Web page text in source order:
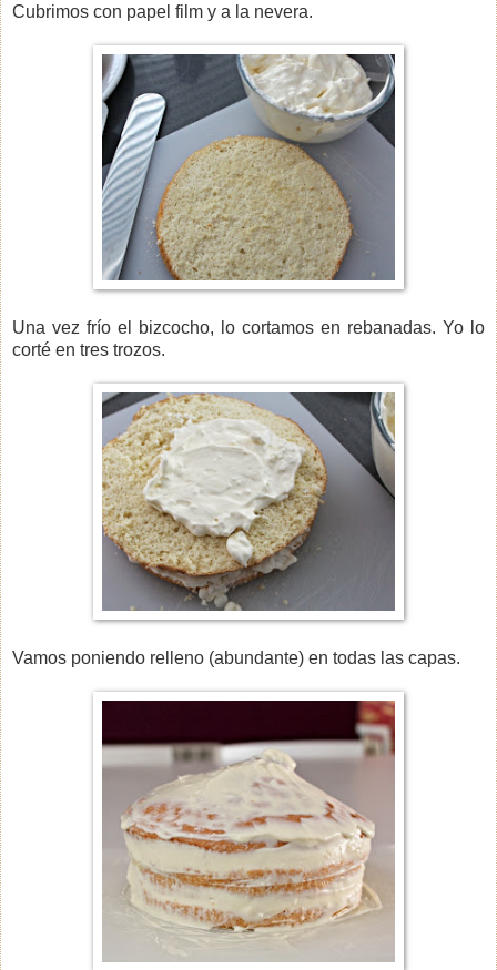
Cubrimos con papel film y a la nevera.
Una vez frío el bizcocho, lo cortamos en rebanadas. Yo lo
corté en tres trozos.
Vamos poniendo relleno (abundante) en todas las capas.